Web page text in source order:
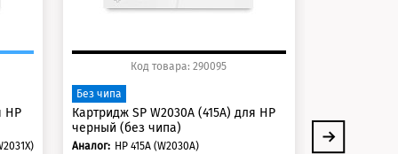
HP
Код товара: 290095
Без чипа
Картридж SP W2030A (415A) для HP
черный (без чипа)
Аналог: HP 415A (W2030A)
Ресурс: